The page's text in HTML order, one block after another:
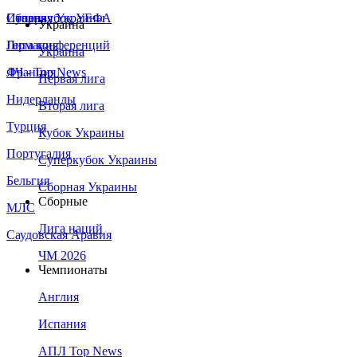
Сборная Украины
Италия
Германия
Франция
Нидерланды
Турция
Португалия
Бельгия
МЛС
Саудовская Аравия
Суперкубок УЕФА
Лига конференций
ЛЧ - Top News
Украина
Украина
Первая лига
Вторая лига
Кубок Украины
Суперкубок Украины
Сборная Украины
Сборные
Лига наций
ЧМ 2026
Чемпионаты
Англия
Испания
АПЛ Top News